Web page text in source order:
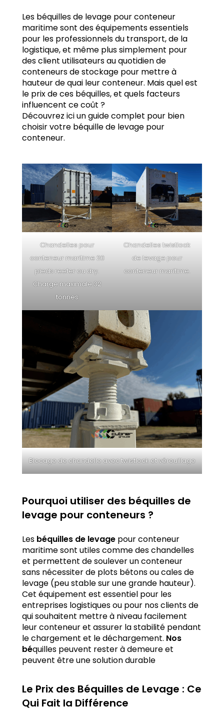
Les béquilles de levage pour conteneur
maritime sont des équipements essentiels
pour les professionnels du transport, de la
logistique, et même plus simplement pour
des client utilisateurs au quotidien de
conteneurs de stockage pour mettre à
hauteur de quai leur conteneur. Mais quel est
le prix de ces béquilles, et quels facteurs
influencent ce coût ?
Découvrez ici un guide complet pour bien
choisir votre béquille de levage pour
conteneur.
Chandelles pour
conteneur maritime 20
pieds reefer ou dry.
Charge maximale 32
tonnes
Chandelles twistlock
de levage pour
conteneur maritime.
Blocage de chandelle avec twistlock et vérouillage
Pourquoi utiliser des béquilles de
levage pour conteneurs ?
Les béquilles de levage pour conteneur
maritime sont utiles comme des chandelles
et permettent de soulever un conteneur
sans nécessiter de plots bétons ou cales de
levage (peu stable sur une grande hauteur).
Cet équipement est essentiel pour les
entreprises logistiques ou pour nos clients de
qui souhaitent mettre à niveau facilement
leur conteneur et assurer la stabilité pendant
le chargement et le déchargement. Nos
béquilles peuvent rester à demeure et
peuvent être une solution durable
Le Prix des Béquilles de Levage : Ce
Qui Fait la Différence